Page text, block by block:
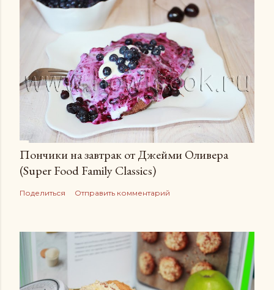
Пончики на завтрак от Джейми Оливера
(Super Food Family Сlassics)
Поделиться Отправить комментарий